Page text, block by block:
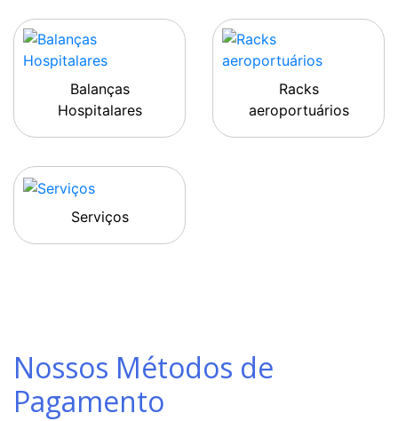
Balanças
Hospitalares
Racks
aeroportuários
Serviços
Nossos Métodos de
Pagamento